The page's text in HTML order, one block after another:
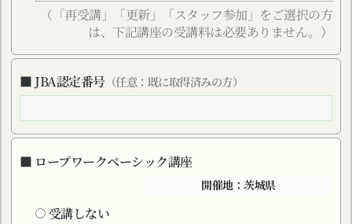
（「再受講」「更新」「スタッフ参加」をご選択の方
は、下記講座の受講料は必要ありません。）
■ JBA認定番号（任意：既に取得済みの方）
■ ロープワークベーシック講座
開催地：茨城県
受講しない